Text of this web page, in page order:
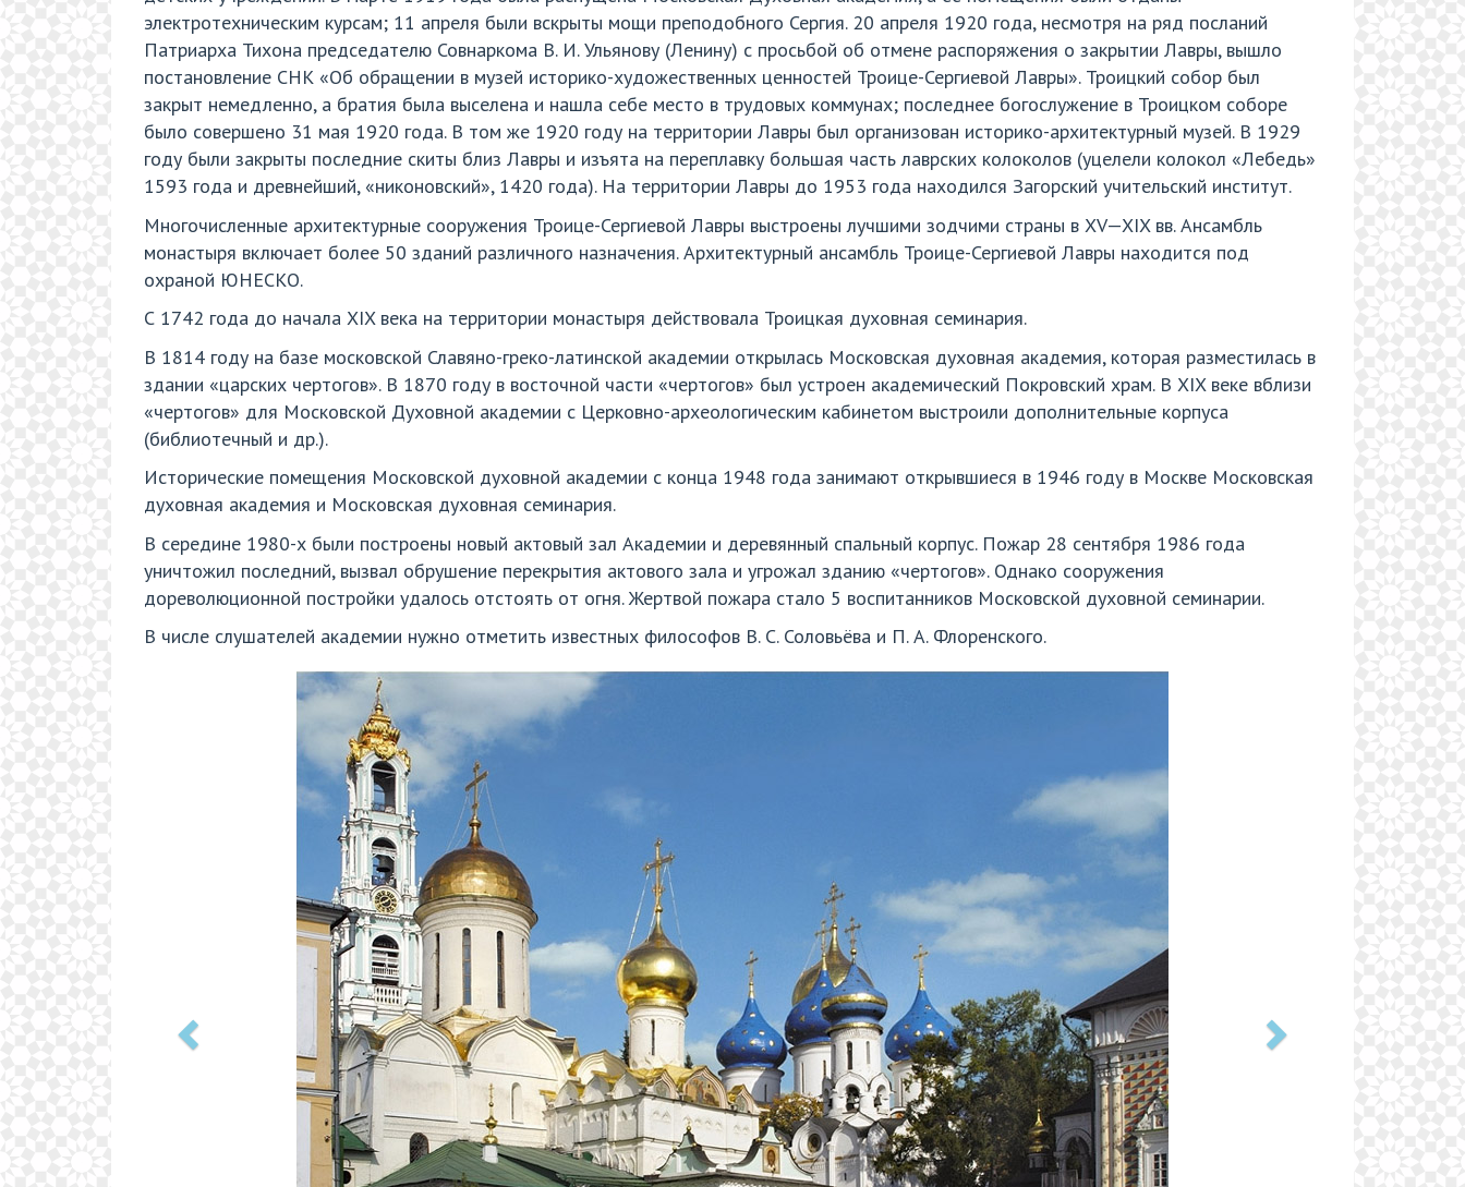
электротехническим курсам; 11 апреля были вскрыты мощи преподобного Сергия. 20 апреля 1920 года, несмотря на ряд посланий
Патриарха Тихона председателю Совнаркома В. И. Ульянову (Ленину) с просьбой об отмене распоряжения о закрытии Лавры, вышло
постановление СНК «Об обращении в музей историко-художественных ценностей Троице-Сергиевой Лавры». Троицкий собор был
закрыт немедленно, а братия была выселена и нашла себе место в трудовых коммунах; последнее богослужение в Троицком соборе
было совершено 31 мая 1920 года. В том же 1920 году на территории Лавры был организован историко-архитектурный музей. В 1929
году были закрыты последние скиты близ Лавры и изъята на переплавку большая часть лаврских колоколов (уцелели колокол «Лебедь»
1593 года и древнейший, «никоновский», 1420 года). На территории Лавры до 1953 года находился Загорский учительский институт.
Многочисленные архитектурные сооружения Троице-Сергиевой Лавры выстроены лучшими зодчими страны в XV—XIX вв. Ансамбль
монастыря включает более 50 зданий различного назначения. Архитектурный ансамбль Троице-Сергиевой Лавры находится под
охраной ЮНЕСКО.
С 1742 года до начала XIX века на территории монастыря действовала Троицкая духовная семинария.
В 1814 году на базе московской Славяно-греко-латинской академии открылась Московская духовная академия, которая разместилась в
здании «царских чертогов». В 1870 году в восточной части «чертогов» был устроен академический Покровский храм. В XIX веке вблизи
«чертогов» для Московской Духовной академии с Церковно-археологическим кабинетом выстроили дополнительные корпуса
(библиотечный и др.).
Исторические помещения Московской духовной академии с конца 1948 года занимают открывшиеся в 1946 году в Москве Московская
духовная академия и Московская духовная семинария.
В середине 1980-х были построены новый актовый зал Академии и деревянный спальный корпус. Пожар 28 сентября 1986 года
уничтожил последний, вызвал обрушение перекрытия актового зала и угрожал зданию «чертогов». Однако сооружения
дореволюционной постройки удалось отстоять от огня. Жертвой пожара стало 5 воспитанников Московской духовной семинарии.
В числе слушателей академии нужно отметить известных философов В. С. Соловьёва и П. А. Флоренского.